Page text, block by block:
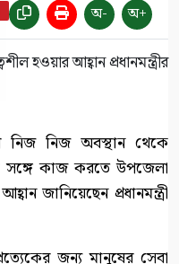
অ- অ+
নিজ নিজ অবস্থান থেকে
সঙ্গে কাজ করতে উপজেলা
জানিয়েছেন প্রধানমন্ত্রী
জন্য মানুষের সেবা